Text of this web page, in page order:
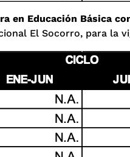
en Educación Básica
El Socorro, para la